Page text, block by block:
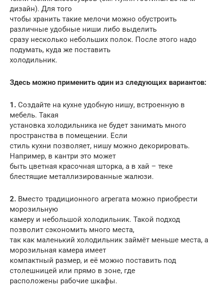
дизайн). Для того
чтобы хранить такие мелочи можно обустроить
различные удобные ниши либо выделить
сразу несколько небольших полок. После этого надо
подумать, куда же поставить
холодильник.
Здесь можно применить один из следующих вариантов:
1. Создайте на кухне удобную нишу, встроенную в
мебель. Такая
установка холодильника не будет занимать много
пространства в помещении. Если
стиль кухни позволяет, нишу можно декорировать.
Например, в кантри это может
быть цветная красочная шторка, а в хай – теке
блестящие металлизированные жалюзи.
2. Вместо традиционного агрегата можно приобрести
морозильную
камеру и небольшой холодильник. Такой подход
позволит сэкономить много места,
так как маленький холодильник займёт меньше места, а
морозильная камера имеет
компактный размер, и её можно поставить под
столешницей или прямо в зоне, где
расположены рабочие шкафы.